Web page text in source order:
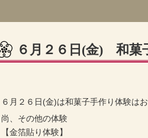
６月２６日(金) 和菓
６月２６日(金)は和菓子手作り体験はお
尚、その他の体験
【金箔貼り体験】